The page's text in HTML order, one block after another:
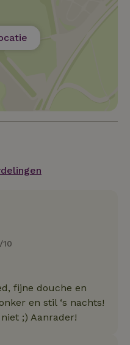
/10
fijne douche en
en stil ‘s nachts!
;) Aanrader!